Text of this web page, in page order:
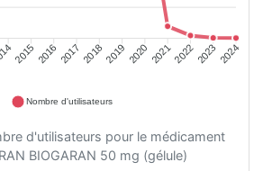
2015 2016 2017 20182019 2020 202120222023 2024
Nombre d'utilisateurs
d'utilisateurs pour le médicament
BIOGARAN 50 mg (gélule)